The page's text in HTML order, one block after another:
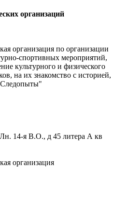
организаций
организация по организации
спортивных мероприятий,
культурного и физического
на их знакомство с историей,
14-я В.О., д 45 литера А кв
организация